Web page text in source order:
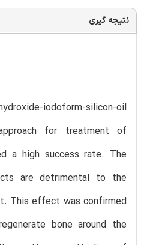
نتیجه گیری
iodoform-silicon-oil
for treatment of
a high success rate. The
are detrimental to the
This effect was confirmed
bone around the